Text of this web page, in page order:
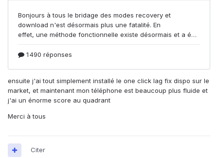
ensuite j'ai tout simplement installé le one click lag fix dispo sur le
market, et maintenant mon téléphone est beaucoup plus fluide et
j'ai un énorme score au quadrant
Merci à tous
Citer